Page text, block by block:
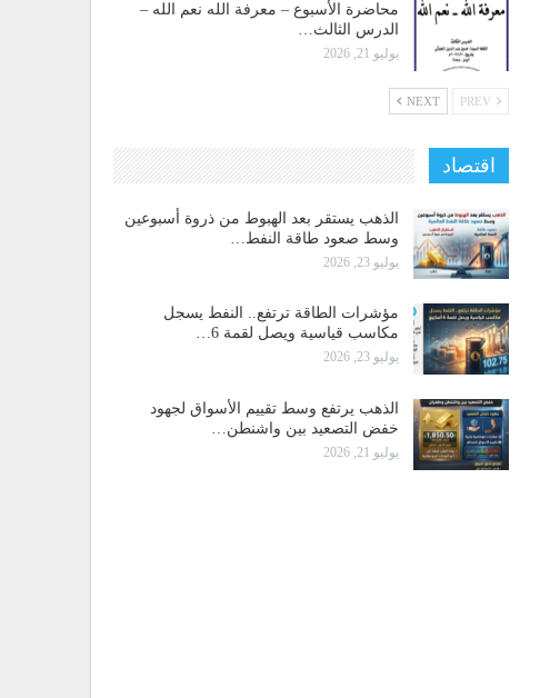
محاضرة الأسبوع – معرفة الله نعم الله –
الدرس الثالث…
يوليو 21, 2026
NEXT
اقتصاد
الذهب يستقر بعد الهبوط من ذروة أسبوعين
وسط صعود طاقة النفط…
يوليو 23, 2026
مؤشرات الطاقة ترتفع.. النفط يسجل
مكاسب قياسية ويصل لقمة 6…
يوليو 23, 2026
الذهب يرتفع وسط تقييم الأسواق لجهود
خفض التصعيد بين واشنطن…
يوليو 21, 2026